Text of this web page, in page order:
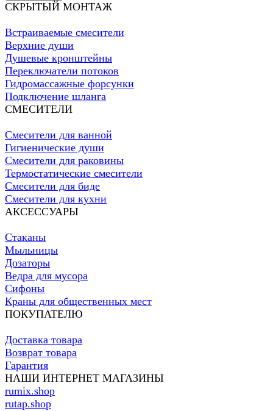
СКРЫТЫЙ МОНТАЖ
Встраиваемые смесители
Верхние души
Душевые кронштейны
Переключатели потоков
Гидромассажные форсунки
Подключение шланга
СМЕСИТЕЛИ
Смесители для ванной
Гигиенические души
Смесители для раковины
Термостатические смесители
Смесители для биде
Смесители для кухни
АКСЕССУАРЫ
Стаканы
Мыльницы
Дозаторы
Ведра для мусора
Сифоны
Краны для общественных мест
ПОКУПАТЕЛЮ
Доставка товара
Возврат товара
Гарантия
НАШИ ИНТЕРНЕТ МАГАЗИНЫ
rumix.shop
rutap.shop